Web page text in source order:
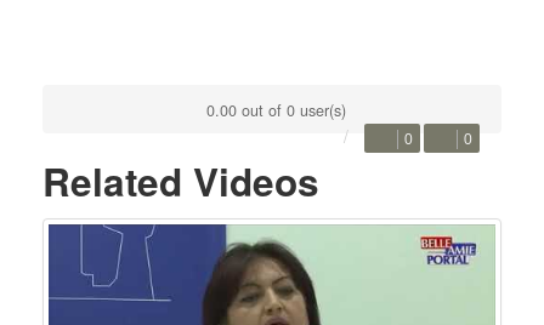
0.00 out of 0 user(s)
0 0
Related Videos